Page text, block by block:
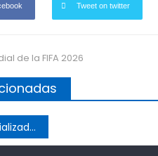
Tweet on twitter
de la FIFA 2026
en varios puntos.